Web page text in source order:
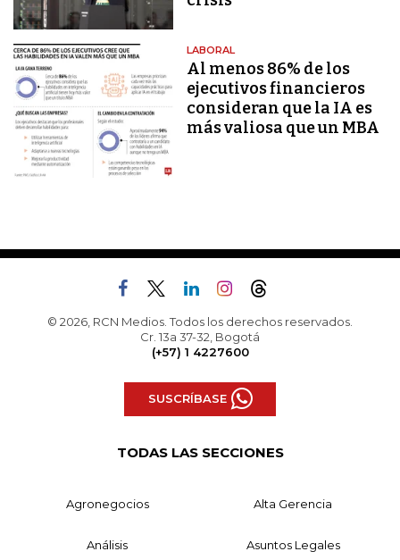
LABORAL
Al menos 86% de los
ejecutivos financieros
consideran que la IA es
más valiosa que un MBA
© 2026, RCN Medios. Todos los derechos reservados.
Cr. 13a 37-32, Bogotá
(+57) 1 4227600
SUSCRÍBASE
TODAS LAS SECCIONES
Agronegocios Alta Gerencia
Análisis Asuntos Legales